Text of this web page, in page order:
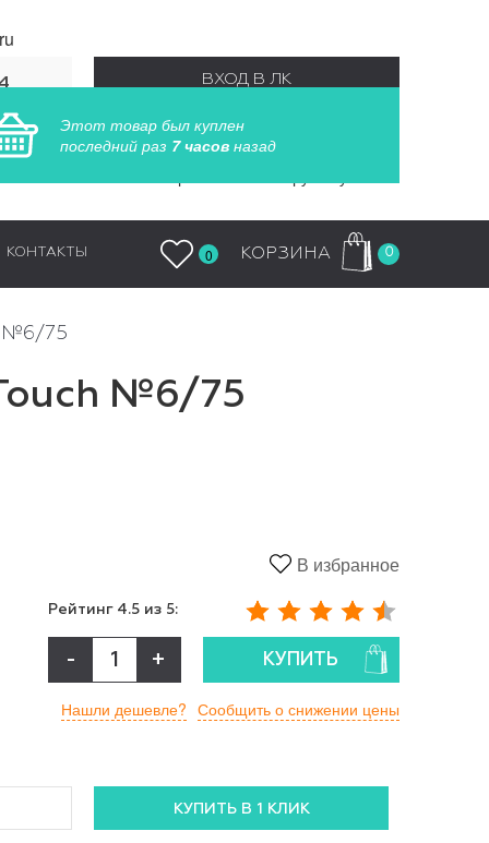
ВХОД В ЛК
РЕГИСТРАЦИЯ
КОНТАКТЫ 0 КОРЗИНА 0
№6/75
№6/75
В избранное
Рейтинг 4.5 из 5:
- + КУПИТЬ
Нашли дешевле? Сообщить о снижении цены
Этот товар был куплен
последний раз 7 часов назад